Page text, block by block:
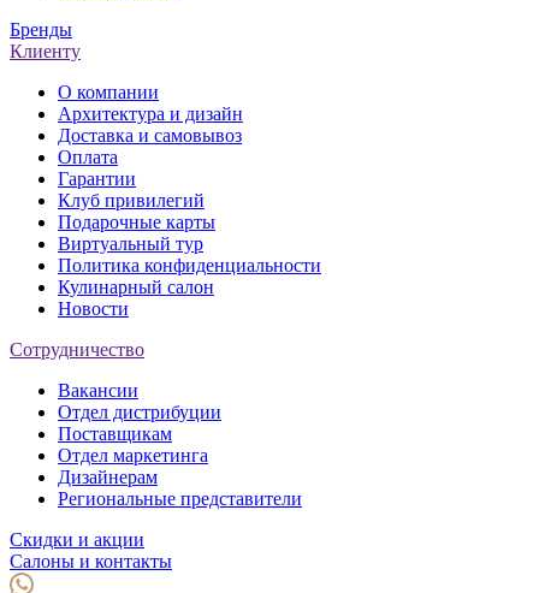
Бренды
Клиенту
О компании
Архитектура и дизайн
Доставка и самовывоз
Оплата
Гарантии
Клуб привилегий
Подарочные карты
Виртуальный тур
Политика конфиденциальности
Кулинарный салон
Новости
Сотрудничество
Вакансии
Отдел дистрибуции
Поставщикам
Отдел маркетинга
Дизайнерам
Региональные представители
Скидки и акции
Салоны и контакты